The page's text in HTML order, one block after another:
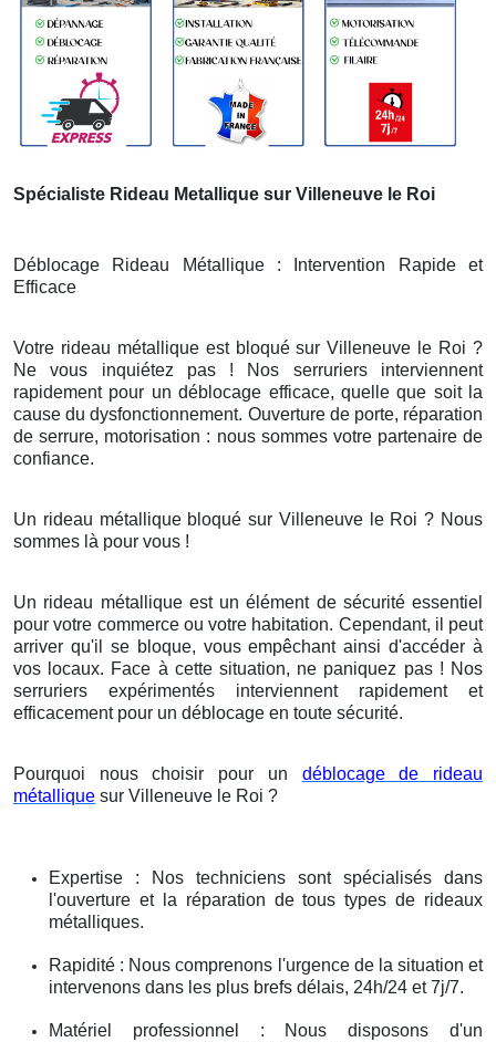
Spécialiste Rideau Metallique sur Villeneuve le Roi
Déblocage Rideau Métallique : Intervention Rapide et
Efficace
Votre rideau métallique est bloqué sur Villeneuve le Roi ?
Ne vous inquiétez pas ! Nos serruriers interviennent
rapidement pour un déblocage efficace, quelle que soit la
cause du dysfonctionnement. Ouverture de porte, réparation
de serrure, motorisation : nous sommes votre partenaire de
confiance.
Un rideau métallique bloqué sur Villeneuve le Roi ? Nous
sommes là pour vous !
Un rideau métallique est un élément de sécurité essentiel
pour votre commerce ou votre habitation. Cependant, il peut
arriver qu'il se bloque, vous empêchant ainsi d'accéder à
vos locaux. Face à cette situation, ne paniquez pas ! Nos
serruriers expérimentés interviennent rapidement et
efficacement pour un déblocage en toute sécurité.
Pourquoi nous choisir pour un déblocage de rideau
métallique sur Villeneuve le Roi ?
Expertise : Nos techniciens sont spécialisés dans
l'ouverture et la réparation de tous types de rideaux
métalliques.
Rapidité : Nous comprenons l'urgence de la situation et
intervenons dans les plus brefs délais, 24h/24 et 7j/7.
Matériel professionnel : Nous disposons d'un